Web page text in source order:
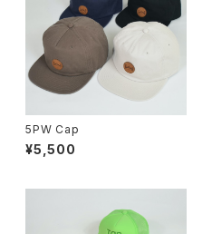
5PW Cap
¥5,500